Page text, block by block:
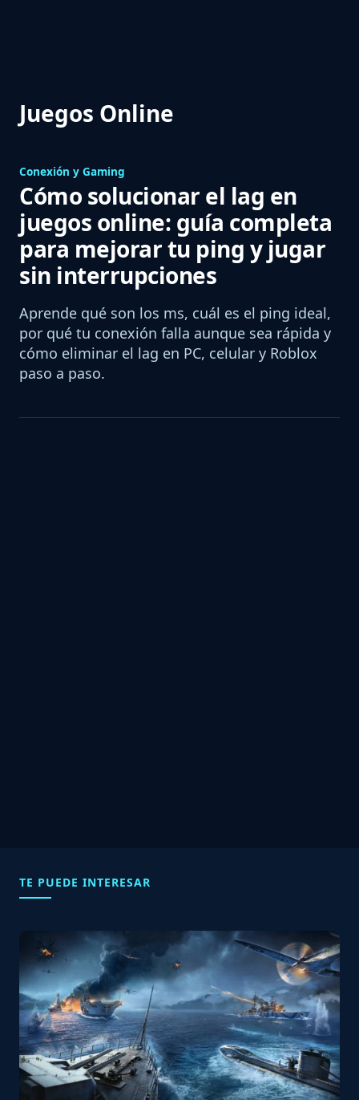
Juegos Online
Conexión y Gaming
Cómo solucionar el lag en
juegos online: guía completa
para mejorar tu ping y jugar
sin interrupciones
Aprende qué son los ms, cuál es el ping ideal,
por qué tu conexión falla aunque sea rápida y
cómo eliminar el lag en PC, celular y Roblox
paso a paso.
TE PUEDE INTERESAR